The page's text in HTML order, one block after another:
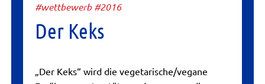
#wettbewerb #2016
Der Keks
„Der Keks“ wird die vegetarische/vegane